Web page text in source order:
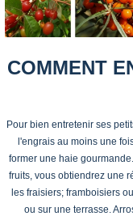
COMMENT
Pour bien entretenir ses
l'engrais au moins une
former une haie
fruits, vous obtiendrez une
les fraisiers; framboisiers
ou sur une terrasse.